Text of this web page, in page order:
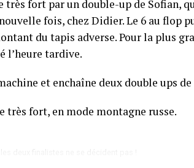
très fort par un double-up de Sofian,
fois, chez Didier. Le 6 au flop
du tapis adverse. Pour la plus
l’heure tardive.
et enchaîne deux double ups
très fort, en mode montagne russe.
deux finalistes ne se décident pas !